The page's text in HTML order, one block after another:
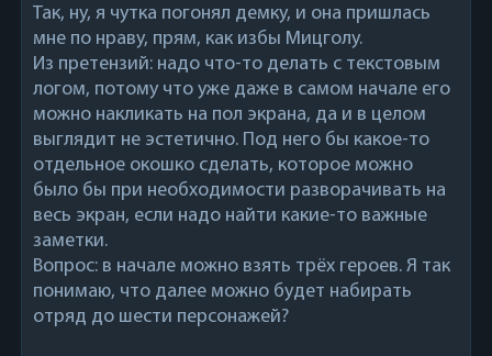
Так, ну, я чутка погонял демку, и она пришлась
мне по нраву, прям, как избы Мицголу.
Из претензий: надо что-то делать с текстовым
логом, потому что уже даже в самом начале его
можно накликать на пол экрана, да и в целом
выглядит не эстетично. Под него бы какое-то
отдельное окошко сделать, которое можно
было бы при необходимости разворачивать на
весь экран, если надо найти какие-то важные
заметки.
Вопрос: в начале можно взять трёх героев. Я так
понимаю, что далее можно будет набирать
отряд до шести персонажей?